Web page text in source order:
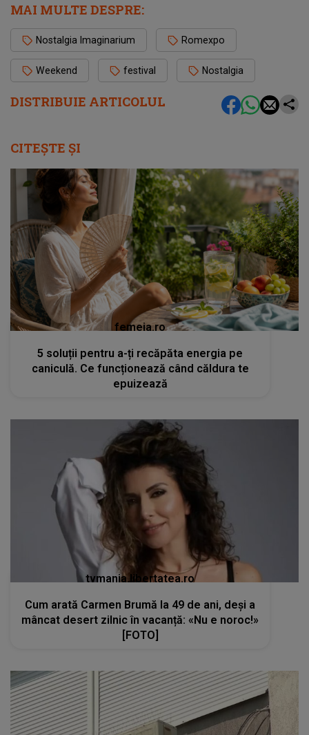
DISTRIBUIE ARTICOLUL
MAI MULTE DESPRE:
Nostalgia Imaginarium Romexpo
Weekend festival Nostalgia
CITEȘTE ȘI
femeia.ro
5 soluții pentru a-ți recăpăta energia pe
caniculă. Ce funcționează când căldura te
epuizează
tvmania.libertatea.ro
Cum arată Carmen Brumă la 49 de ani, deși a
mâncat desert zilnic în vacanță: «Nu e noroc!»
[FOTO]